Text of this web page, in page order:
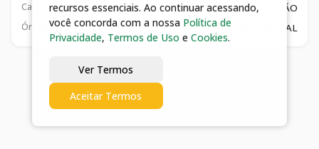
Categoria RESOLUÇÃO
Órgão FUNDO MUNICIPAL DE ASSISTÊNCIA SOCIAL
recursos essenciais. Ao continuar acessando,
você concorda com a nossa Política de
Privacidade, Termos de Uso e Cookies.
Ver Termos
Aceitar Termos